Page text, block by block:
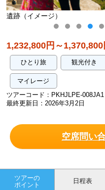
マチ
1,232,800円～1,370,800
ひとり旅 観光付き
マイレージ
ツアーコード：PKHJLPE-008JA1
最終更新日：2026年3月2日
空席問い
ツアーの
ポイント
日程表